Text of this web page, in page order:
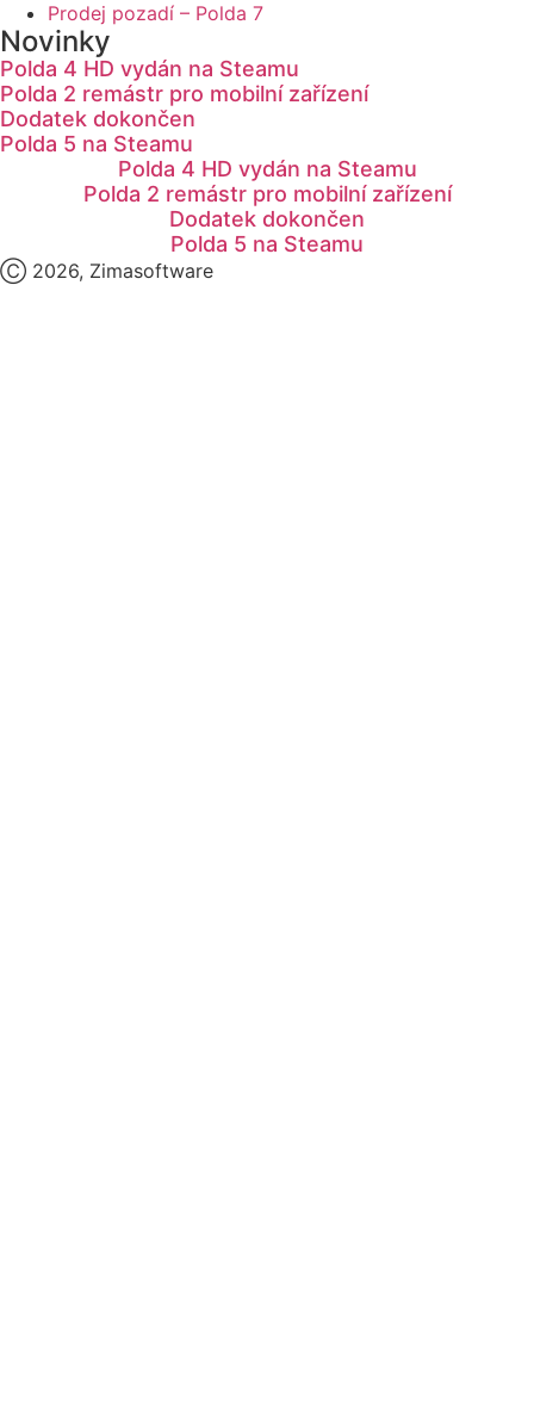
Prodej pozadí – Polda 7
Novinky
Polda 4 HD vydán na Steamu
Polda 2 remástr pro mobilní zařízení
Dodatek dokončen
Polda 5 na Steamu
Polda 4 HD vydán na Steamu
Polda 2 remástr pro mobilní zařízení
Dodatek dokončen
Polda 5 na Steamu
Ⓒ 2026, Zimasoftware